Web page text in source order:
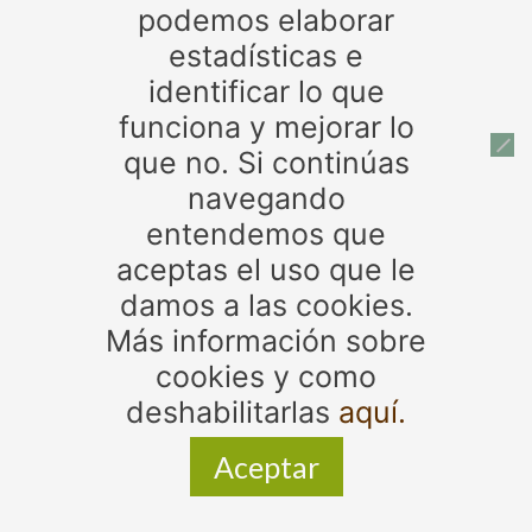
tabaco ilegal tarjetas Timbre trabajadores de estancos
venta tabaco ilegal
Patrocinadores
© 2017 - 2024. Todos los derechos reservados.
Asociación de Expendedores de tabaco y timbre de la
Zona privada
podemos elaborar
estadísticas e
identificar lo que
funciona y mejorar lo
que no. Si continúas
navegando
entendemos que
aceptas el uso que le
damos a las cookies.
Más información sobre
cookies y como
deshabilitarlas aquí.
Aceptar